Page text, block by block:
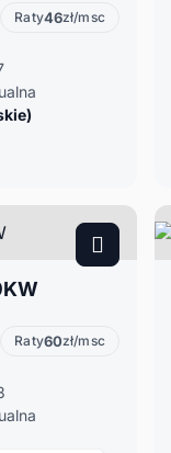
Raty46zł/msc
Raty60zł/msc